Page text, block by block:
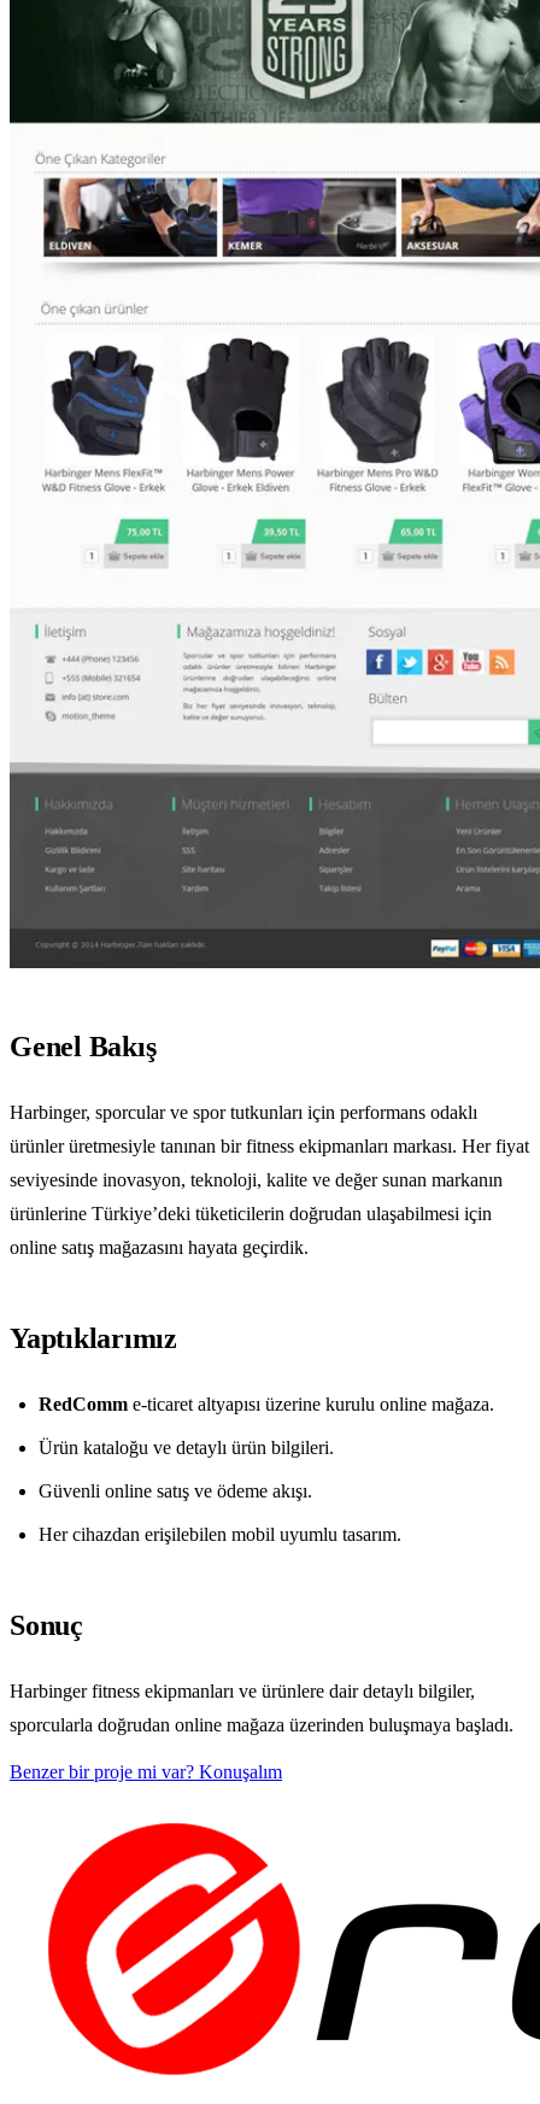
Genel Bakış
Harbinger, sporcular ve spor tutkunları için performans odaklı
ürünler üretmesiyle tanınan bir fitness ekipmanları markası. Her fiyat
seviyesinde inovasyon, teknoloji, kalite ve değer sunan markanın
ürünlerine Türkiye’deki tüketicilerin doğrudan ulaşabilmesi için
online satış mağazasını hayata geçirdik.
Yaptıklarımız
RedComm e-ticaret altyapısı üzerine kurulu online mağaza.
Ürün kataloğu ve detaylı ürün bilgileri.
Güvenli online satış ve ödeme akışı.
Her cihazdan erişilebilen mobil uyumlu tasarım.
Sonuç
Harbinger fitness ekipmanları ve ürünlere dair detaylı bilgiler,
sporcularla doğrudan online mağaza üzerinden buluşmaya başladı.
Benzer bir proje mi var? Konuşalım